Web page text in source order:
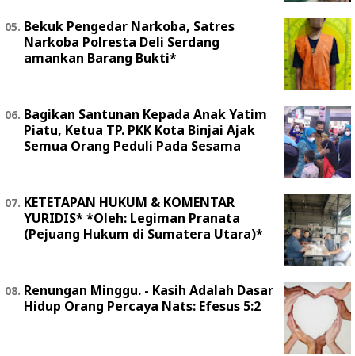
Bekuk Pengedar Narkoba, Satres
Narkoba Polresta Deli Serdang
amankan Barang Bukti*
Bagikan Santunan Kepada Anak Yatim
Piatu, Ketua TP. PKK Kota Binjai Ajak
Semua Orang Peduli Pada Sesama
KETETAPAN HUKUM & KOMENTAR
YURIDIS* *Oleh: Legiman Pranata
(Pejuang Hukum di Sumatera Utara)*
Renungan Minggu. - Kasih Adalah Dasar
Hidup Orang Percaya Nats: Efesus 5:2